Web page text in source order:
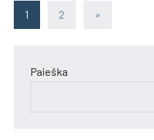
Įrašų
1 2
Next
»
Paieška